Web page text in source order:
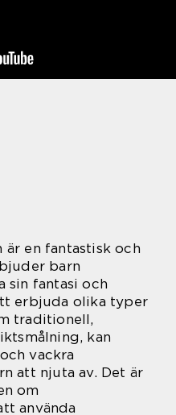
en fantastisk och
barn
sin fantasi och
erbjuda olika typer
traditionell,
kan
vackra
att njuta av. Det är
om
använda